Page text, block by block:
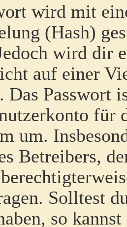
wird mit
(Hash)
wird dir
auf einer
Das Passwort
für
um.
Betreibers,
Solltest
so